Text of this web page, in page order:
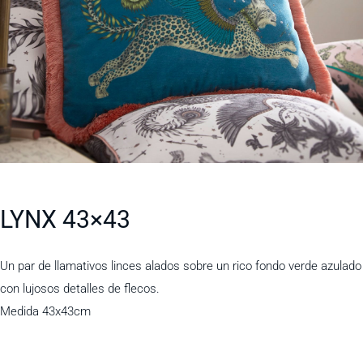
LYNX 43×43
Un par de llamativos linces alados sobre un rico fondo verde azulado
con lujosos detalles de flecos.
Medida 43x43cm